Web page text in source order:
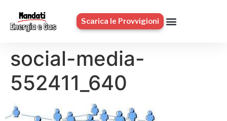
Scarica le Provvigioni
social-media-
552411_640